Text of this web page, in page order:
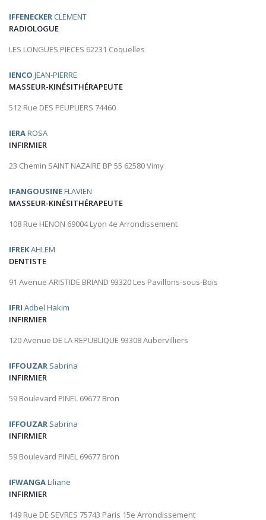
IFFENECKER CLEMENT
RADIOLOGUE
LES LONGUES PIECES 62231 Coquelles
IENCO JEAN-PIERRE
MASSEUR-KINÉSITHÉRAPEUTE
512 Rue DES PEUPLIERS 74460
IERAROSA
INFIRMIER
23 Chemin SAINT NAZAIRE BP 55 62580 Vimy
IFANGOUSINEFLAVIEN
MASSEUR-KINÉSITHÉRAPEUTE
108 Rue HENON 69004 Lyon 4e Arrondissement
IFREKAHLEM
DENTISTE
91 Avenue ARISTIDE BRIAND 93320 Les Pavillons-sous-Bois
IFRI Adbel Hakim
INFIRMIER
120 Avenue DE LA REPUBLIQUE 93308 Aubervilliers
IFFOUZAR Sabrina
INFIRMIER
59 Boulevard PINEL 69677 Bron
IFFOUZAR Sabrina
INFIRMIER
59 Boulevard PINEL 69677 Bron
IFWANGALiliane
INFIRMIER
149 Rue DE SEVRES 75743 Paris 15e Arrondissement